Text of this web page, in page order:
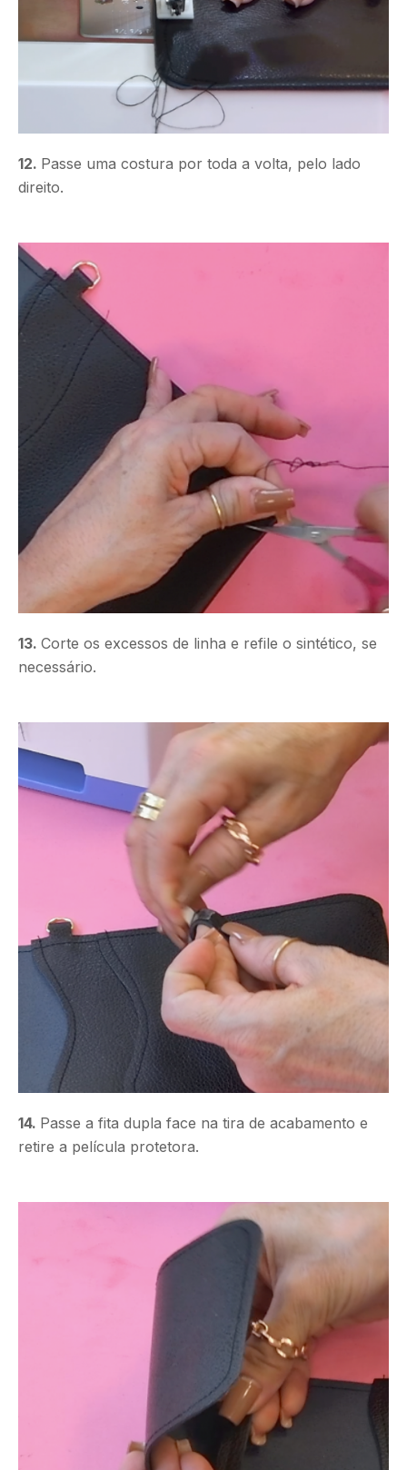
12. Passe uma costura por toda a volta, pelo lado
direito.
13. Corte os excessos de linha e refile o sintético, se
necessário.
14. Passe a fita dupla face na tira de acabamento e
retire a película protetora.